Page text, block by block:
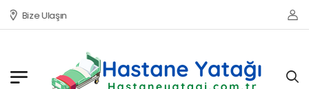
Bize Ulaşın